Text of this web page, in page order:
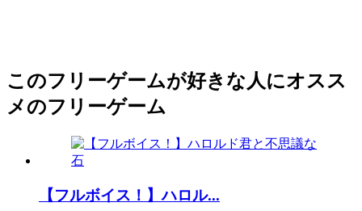
このフリーゲームが好きな人にオスス
メのフリーゲーム
【フルボイス！】ハロル...